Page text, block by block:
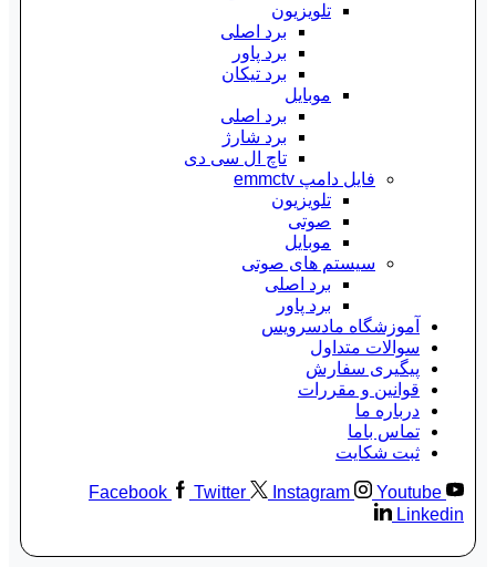
تلویزیون
برد اصلی
برد پاور
برد تیکان
موبایل
برد اصلی
برد شارژ
تاچ ال سی دی
فایل دامپ emmctv
تلویزیون
صوتی
موبایل
سیستم های صوتی
برد اصلی
برد پاور
آموزشگاه مادسرویس
سوالات متداول
پیگیری سفارش
قوانین و مقررات
درباره ما
تماس باما
ثبت شکایت
Facebook Twitter Instagram
Youtube
Linkedin